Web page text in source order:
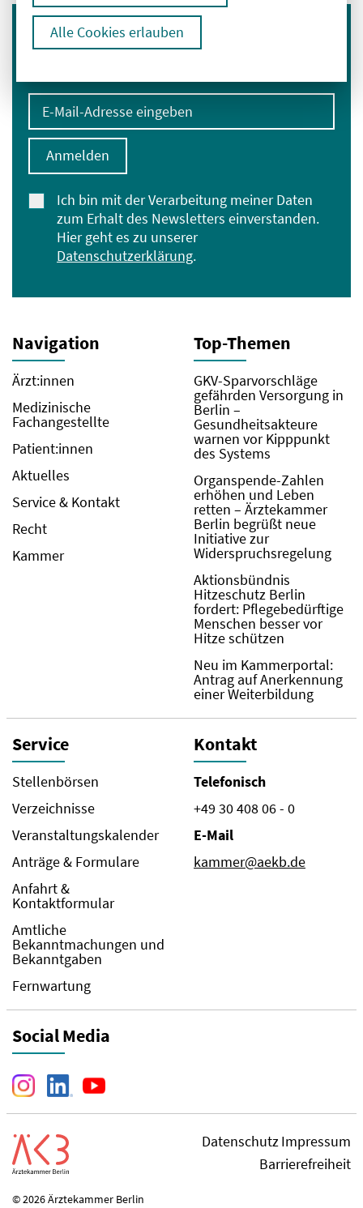
Alle Cookies erlauben
Immer informiert bleiben
E-Mail-Adresse eingeben
Ich bin mit der Verarbeitung meiner Daten
zum Erhalt des Newsletters einverstanden.
Hier geht es zu unserer
Datenschutzerklärung.
Anmelden
Navigation
Ärzt:innen
Medizinische
Fachangestellte
Patient:innen
Aktuelles
Service & Kontakt
Recht
Kammer
Top-Themen
GKV-Sparvorschläge
gefährden Versorgung in
Berlin –
Gesundheitsakteure
warnen vor Kipppunkt
des Systems
Organspende-Zahlen
erhöhen und Leben
retten – Ärztekammer
Berlin begrüßt neue
Initiative zur
Widerspruchsregelung
Aktionsbündnis
Hitzeschutz Berlin
fordert: Pflegebedürftige
Menschen besser vor
Hitze schützen
Neu im Kammerportal:
Antrag auf Anerkennung
einer Weiterbildung
Service
Stellenbörsen
Verzeichnisse
Veranstaltungskalender
Anträge & Formulare
Anfahrt &
Kontaktformular
Amtliche
Bekanntmachungen und
Bekanntgaben
Fernwartung
Kontakt
Telefonisch
+49 30 408 06 - 0
E-Mail
kammer@aekb.de
Social Media
DatenschutzImpressum
Barrierefreiheit
© 2026 Ärztekammer Berlin